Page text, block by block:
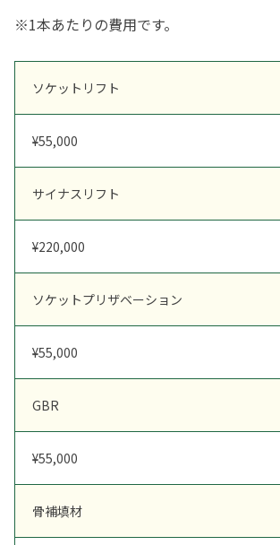
※1本あたりの費用です。
ソケットリフト
¥55,000
サイナスリフト
¥220,000
ソケットプリザベーション
¥55,000
GBR
¥55,000
骨補填材